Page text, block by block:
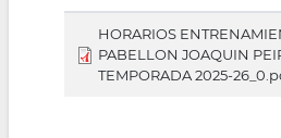
HORARIOS
PABELLON JOAQUIN
TEMPORADA 2025-